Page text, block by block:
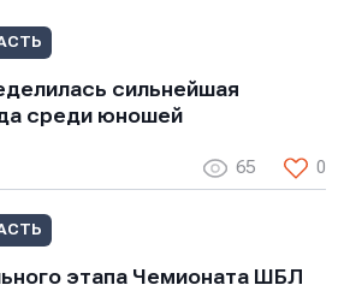
сильнейшая
среди юношей
65 0
этапа Чемионата ШБЛ